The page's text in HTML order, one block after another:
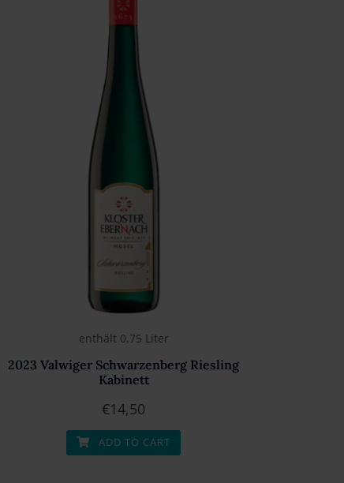
enthält 0,75 Liter
2023 Valwiger Schwarzenberg Riesling
Kabinett
€14,50
ADD TO CART